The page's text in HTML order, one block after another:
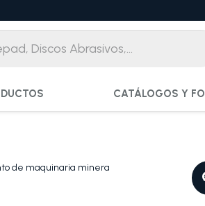
CATÁLOGOS Y
de maquinaria minera